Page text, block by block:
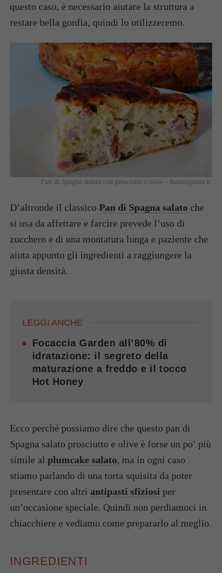
questo caso, è necessario aiutare la struttura a
restare bella gonfia, quindi lo utilizzeremo.
Pan di Spagna salato con prosciutto e olive – buttalapasta.it
D’altronde il classico Pan di Spagna salato che
si usa da affettare e farcire prevede l’uso di
zucchero e di una montatura lunga e paziente che
aiuta appunto gli ingredienti a raggiungere la
giusta densità.
LEGGI ANCHE
Focaccia Garden all’80% di
idratazione: il segreto della
maturazione a freddo e il tocco
Hot Honey
Ecco perché possiamo dire che questo pan di
Spagna salato prosciutto e olive è forse un po’ più
simile al plumcake salato, ma in ogni caso
stiamo parlando di una torta squisita da poter
presentare con altri antipasti sfiziosi per
un’occasione speciale. Quindi non perdiamoci in
chiacchiere e vediamo come prepararlo al meglio.
INGREDIENTI